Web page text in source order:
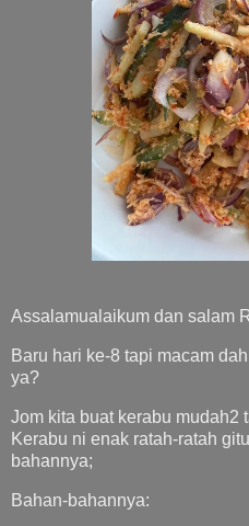
Assalamualaikum dan salam
Baru hari ke-8 tapi macam
ya?
Jom kita buat kerabu mudah2
Kerabu ni enak ratah-ratah
bahannya;
Bahan-bahannya: